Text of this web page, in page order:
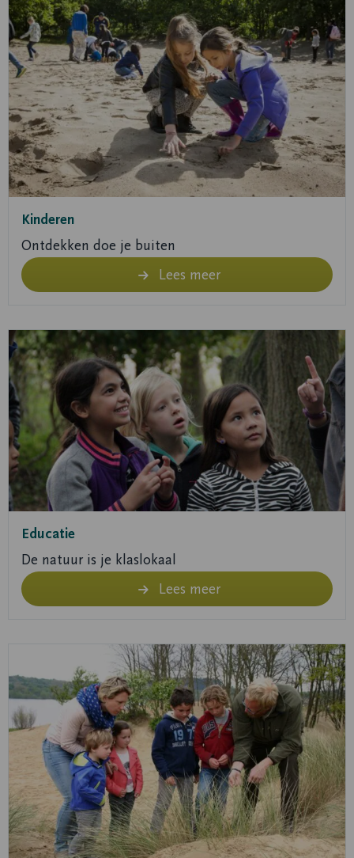
Kinderen
Ontdekken doe je buiten
Lees meer
over
Lees
meer
Educatie
De natuur is je klaslokaal
Lees meer
Lees
meer
over
Lees
meer
meer
over
Lees